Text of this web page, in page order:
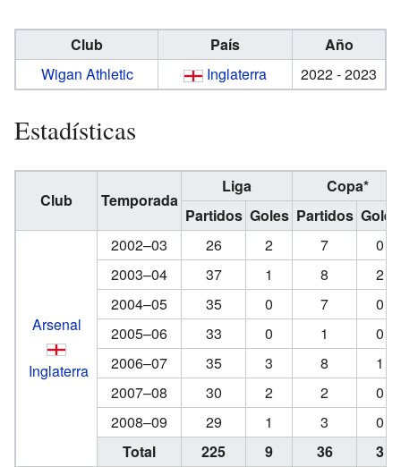
Club País
Año
Wigan Athletic
Inglaterra 2022 - 2023
Estadísticas
Club Temporada
Liga
Copa*
Partidos Goles Partidos Goles
Arsenal
Inglaterra
2002–03 26 2 7
0
2003–04
37 1 8
2
2004–05
35 0 7
0
2005–06
33 0 1
0
2006–07
35 3 8
1
2007–08
30 2 2
0
2008–09
29 1 3
0
Total
225 9 36 3